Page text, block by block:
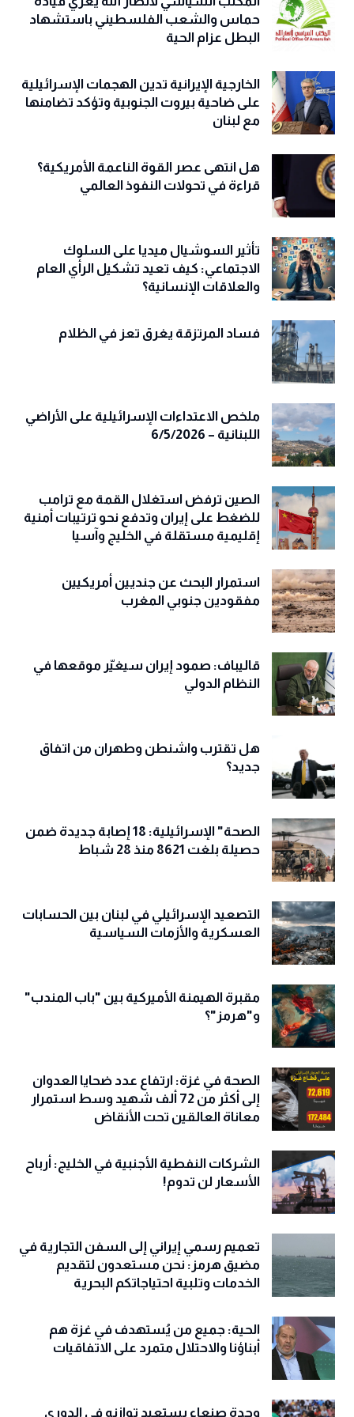
حماس والشعب الفلسطيني باستشهاد
البطل عزام الحية
الخارجية الإيرانية تدين الهجمات الإسرائيلية
على ضاحية بيروت الجنوبية وتؤكد تضامنها
مع لبنان
هل انتهى عصر القوة الناعمة الأمريكية؟
قراءة في تحولات النفوذ العالمي
تأثير السوشيال ميديا على السلوك
الاجتماعي: كيف تعيد تشكيل الرأي العام
والعلاقات الإنسانية؟
فساد المرتزقة يغرق تعز في الظلام
ملخص الاعتداءات الإسرائيلية على الأراضي
اللبنانية – 6/5/2026
الصين ترفض استغلال القمة مع ترامب
للضغط على إيران وتدفع نحو ترتيبات أمنية
إقليمية مستقلة في الخليج وآسيا
استمرار البحث عن جنديين أمريكيين
مفقودين جنوبي المغرب
قاليباف: صمود إيران سيغيّر موقعها في
النظام الدولي
هل تقترب واشنطن وطهران من اتفاق
جديد؟
الصحة" الإسرائيلية: 18 إصابة جديدة ضمن
حصيلة بلغت 8621 منذ 28 شباط
التصعيد الإسرائيلي في لبنان بين الحسابات
العسكرية والأزمات السياسية
مقبرة الهيمنة الأميركية بين "باب المندب"
و"هرمز"؟
الصحة في غزة: ارتفاع عدد ضحايا العدوان
إلى أكثر من 72 ألف شهيد وسط استمرار
معاناة العالقين تحت الأنقاض
الشركات النفطية الأجنبية في الخليج: أرباح
الأسعار لن تدوم!
تعميم رسمي إيراني إلى السفن التجارية في
مضيق هرمز: نحن مستعدون لتقديم
الخدمات وتلبية احتياجاتكم البحرية
الحية: جميع من يُستهدف في غزة هم
أبناؤنا والاحتلال متمرد على الاتفاقيات
وحدة صنعاء يستعيد توازنه في الدوري